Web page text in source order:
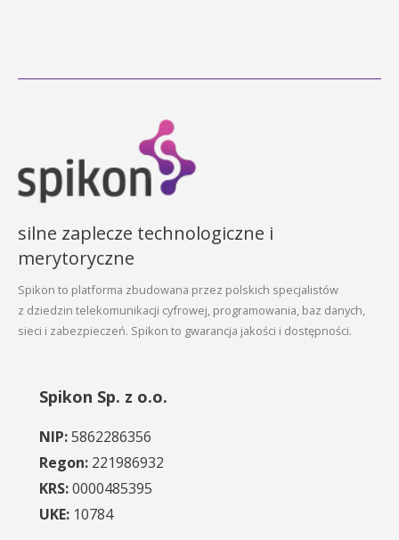
silne zaplecze technologiczne i
merytoryczne
Spikon to platforma zbudowana przez polskich specjalistów
z dziedzin telekomunikacji cyfrowej, programowania, baz danych,
sieci i zabezpieczeń. Spikon to gwarancja jakości i dostępności.
Spikon Sp. z o.o.
NIP:5862286356
Regon: 221986932
KRS:0000485395
UKE: 10784